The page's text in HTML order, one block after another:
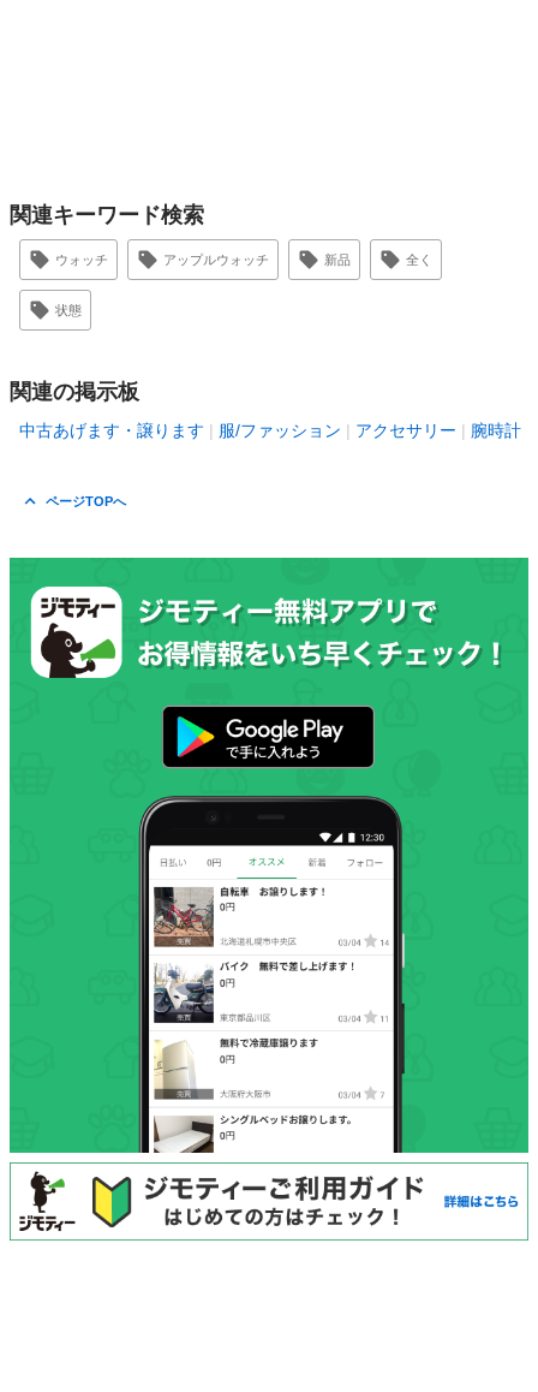
関連キーワード検索
ウォッチ アップルウォッチ 新品 全く
状態
関連の掲示板
中古あげます・譲ります 服/ファッション アクセサリー 腕時計
ページTOPへ